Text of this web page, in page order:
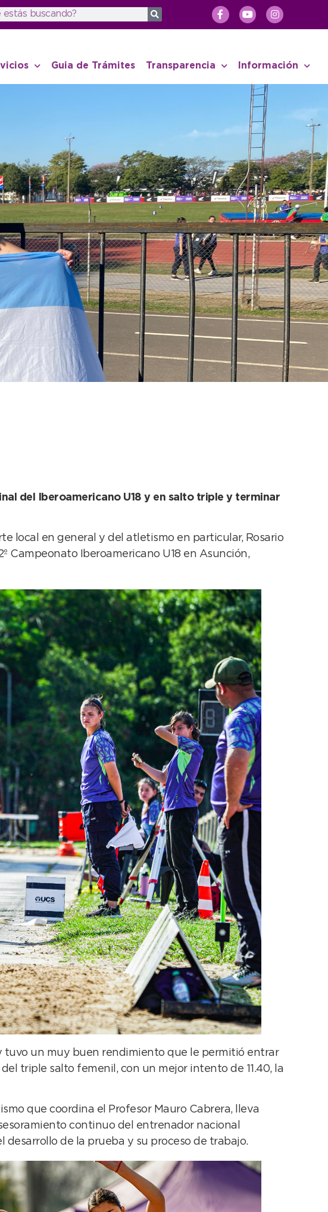
Guia de Trámites Transparencia Información
del Iberoamericano U18 y en salto triple y terminar
local en general y del atletismo en particular, Rosario
Campeonato Iberoamericano U18 en Asunción,
tuvo un muy buen rendimiento que le permitió entrar
triple salto femenil, con un mejor intento de 11.40, la
que coordina el Profesor Mauro Cabrera, lleva
continuo del entrenador nacional
de la prueba y su proceso de trabajo.